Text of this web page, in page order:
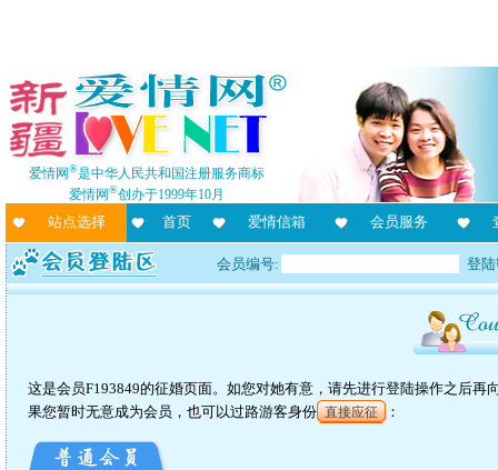
爱情网®是中华人民共和国注册服务商标
爱情网®创办于1999年10月
站点选择 首页 爱情信箱 会员服务
会员编号: 登
这是会员F193849的征婚页面。如您对她有意，请先进行登陆操作之后
果您暂时无意成为会员，也可以过路游客身份 直接应征 ：